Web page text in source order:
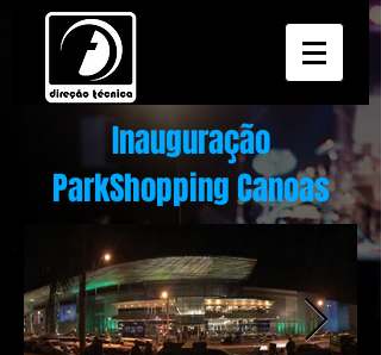
Inauguração
ParkShopping Canoas